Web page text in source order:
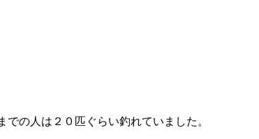
の人は２０匹ぐらい釣れていました。